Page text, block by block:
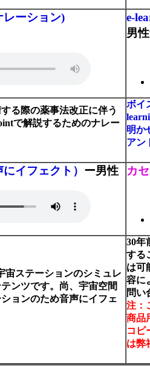
レーション)
e-
男
る際の薬事法改正に伴う
で解説するためのナレー
ボイ
明か
アン
イフェクト） ー男性 カ
宙ステーションのシミュレ
ンツです。尚、宇宙空間
ョンのため音声にイフェ
30年
する
は可
容に
問い
注：
商品
コピ
は弊